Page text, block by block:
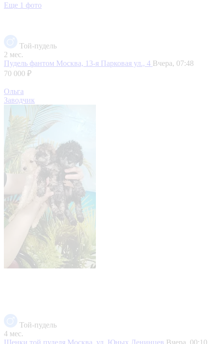
Еще 1 фото
Той-пудель
2 мес.
Пудель фантом Москва, 13-я Парковая ул., 4 Вчера, 07:48
70 000 ₽
Ольга
Заводчик
Той-пудель
4 мес.
Щенки той пуделя Москва, ул. Юных Ленинцев Вчера, 00:10